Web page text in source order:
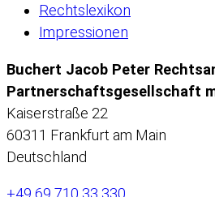
Rechtslexikon
Impressionen
Buchert Jacob Peter
Partnerschaftsgesellschaft
Kaiserstraße 22
60311 Frankfurt am Main
Deutschland
+49 69 710 33 330